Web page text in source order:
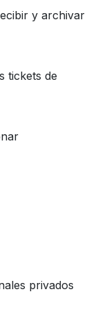
y archivar
tickets de
privados